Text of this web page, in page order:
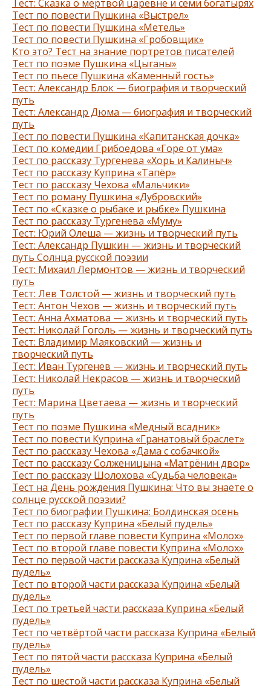
Тест: Сказка о мёртвой царевне и семи богатырях
Тест по повести Пушкина «Выстрел»
Тест по повести Пушкина «Метель»
Тест по повести Пушкина «Гробовщик»
Кто это? Тест на знание портретов писателей
Тест по поэме Пушкина «Цыганы»
Тест по пьесе Пушкина «Каменный гость»
Тест: Александр Блок — биография и творческий
путь
Тест: Александр Дюма — биография и творческий
путь
Тест по повести Пушкина «Капитанская дочка»
Тест по комедии Грибоедова «Горе от ума»
Тест по рассказу Тургенева «Хорь и Калиныч»
Тест по рассказу Куприна «Тапёр»
Тест по рассказу Чехова «Мальчики»
Тест по роману Пушкина «Дубровский»
Тест по «Сказке о рыбаке и рыбке» Пушкина
Тест по рассказу Тургенева «Муму»
Тест: Юрий Олеша — жизнь и творческий путь
Тест: Александр Пушкин — жизнь и творческий
путь Солнца русской поэзии
Тест: Михаил Лермонтов — жизнь и творческий
путь
Тест: Лев Толстой — жизнь и творческий путь
Тест: Антон Чехов — жизнь и творческий путь
Тест: Анна Ахматова — жизнь и творческий путь
Тест: Николай Гоголь — жизнь и творческий путь
Тест: Владимир Маяковский — жизнь и
творческий путь
Тест: Иван Тургенев — жизнь и творческий путь
Тест: Николай Некрасов — жизнь и творческий
путь
Тест: Марина Цветаева — жизнь и творческий
путь
Тест по поэме Пушкина «Медный всадник»
Тест по повести Куприна «Гранатовый браслет»
Тест по рассказу Чехова «Дама с собачкой»
Тест по рассказу Солженицына «Матрёнин двор»
Тест по рассказу Шолохова «Судьба человека»
Тест на День рождения Пушкина: Что вы знаете о
солнце русской поэзии?
Тест по биографии Пушкина: Болдинская осень
Тест по рассказу Куприна «Белый пудель»
Тест по первой главе повести Куприна «Молох»
Тест по второй главе повести Куприна «Молох»
Тест по первой части рассказа Куприна «Белый
пудель»
Тест по второй части рассказа Куприна «Белый
пудель»
Тест по третьей части рассказа Куприна «Белый
пудель»
Тест по четвёртой части рассказа Куприна «Белый
пудель»
Тест по пятой части рассказа Куприна «Белый
пудель»
Тест по шестой части рассказа Куприна «Белый